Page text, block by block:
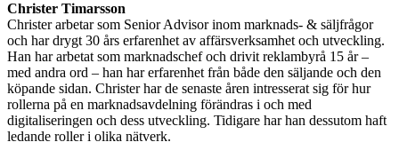
Christer Timarsson
Christer arbetar som Senior Advisor inom marknads- & säljfrågor
och har drygt 30 års erfarenhet av affärsverksamhet och utveckling.
Han har arbetat som marknadschef och drivit reklambyrå 15 år –
med andra ord – han har erfarenhet från både den säljande och den
köpande sidan. Christer har de senaste åren intresserat sig för hur
rollerna på en marknadsavdelning förändras i och med
digitaliseringen och dess utveckling. Tidigare har han dessutom haft
ledande roller i olika nätverk.